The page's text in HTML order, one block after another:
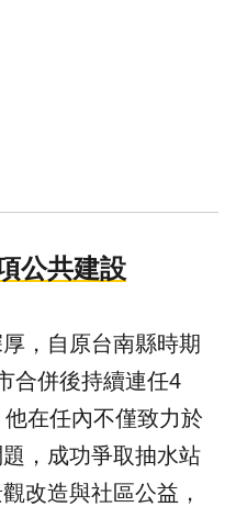
公共建設
，自原台南縣時期
合併後持續連任4
在任內不僅致力於
，成功爭取抽水站
改造與社區公益，